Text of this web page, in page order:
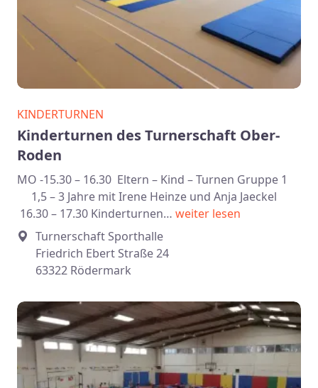
KINDERTURNEN
Kinderturnen des Turnerschaft Ober-
Roden
MO -15.30 – 16.30 Eltern – Kind – Turnen Gruppe 1
1,5 – 3 Jahre mit Irene Heinze und Anja Jaeckel
16.30 – 17.30 Kinderturnen… weiter lesen
Turnerschaft Sporthalle
Friedrich Ebert Straße 24
63322 Rödermark